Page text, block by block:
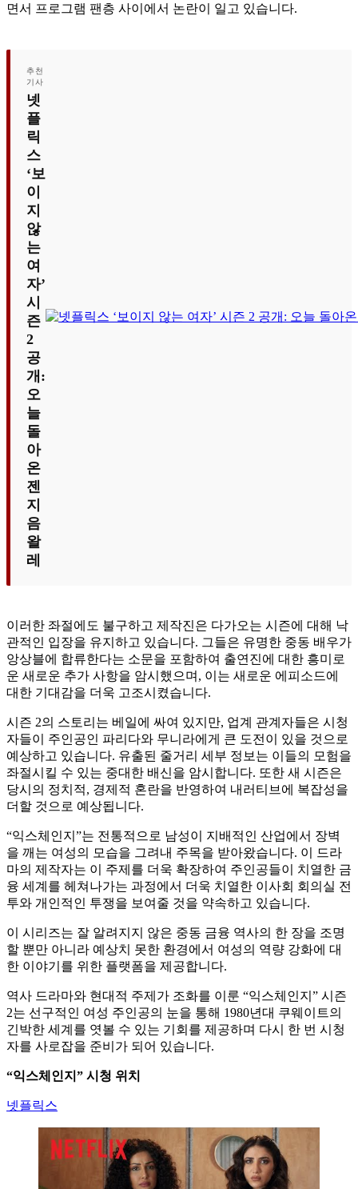
면서 프로그램 팬층 사이에서 논란이 일고 있습니다.
추천
기사
넷
플
릭
스
‘보
이
지
않
는
여
자’
시
즌
2
공
개:
오
늘
돌
아
온
젠
지
음
왈
레
이러한 좌절에도 불구하고 제작진은 다가오는 시즌에 대해 낙
관적인 입장을 유지하고 있습니다. 그들은 유명한 중동 배우가
앙상블에 합류한다는 소문을 포함하여 출연진에 대한 흥미로
운 새로운 추가 사항을 암시했으며, 이는 새로운 에피소드에
대한 기대감을 더욱 고조시켰습니다.
시즌 2의 스토리는 베일에 싸여 있지만, 업계 관계자들은 시청
자들이 주인공인 파리다와 무니라에게 큰 도전이 있을 것으로
예상하고 있습니다. 유출된 줄거리 세부 정보는 이들의 모험을
좌절시킬 수 있는 중대한 배신을 암시합니다. 또한 새 시즌은
당시의 정치적, 경제적 혼란을 반영하여 내러티브에 복잡성을
더할 것으로 예상됩니다.
“익스체인지”는 전통적으로 남성이 지배적인 산업에서 장벽
을 깨는 여성의 모습을 그려내 주목을 받아왔습니다. 이 드라
마의 제작자는 이 주제를 더욱 확장하여 주인공들이 치열한 금
융 세계를 헤쳐나가는 과정에서 더욱 치열한 이사회 회의실 전
투와 개인적인 투쟁을 보여줄 것을 약속하고 있습니다.
이 시리즈는 잘 알려지지 않은 중동 금융 역사의 한 장을 조명
할 뿐만 아니라 예상치 못한 환경에서 여성의 역량 강화에 대
한 이야기를 위한 플랫폼을 제공합니다.
역사 드라마와 현대적 주제가 조화를 이룬 “익스체인지” 시즌
2는 선구적인 여성 주인공의 눈을 통해 1980년대 쿠웨이트의
긴박한 세계를 엿볼 수 있는 기회를 제공하며 다시 한 번 시청
자를 사로잡을 준비가 되어 있습니다.
“익스체인지” 시청 위치
넷플릭스